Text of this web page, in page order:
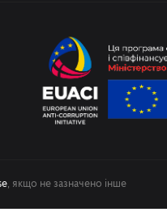
, якщо не зазначено інше